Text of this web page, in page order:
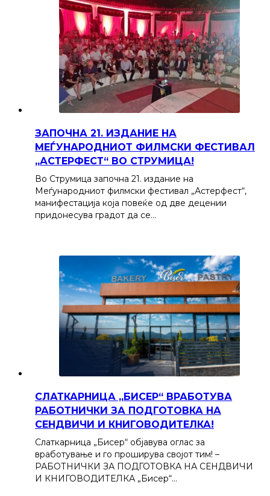
ЗАПОЧНА 21. ИЗДАНИЕ НА
МЕЃУНАРОДНИОТ ФИЛМСКИ ФЕСТИВАЛ
„АСТЕРФЕСТ“ ВО СТРУМИЦА!
Во Струмица започна 21. издание на
Меѓународниот филмски фестивал „Астерфест“,
манифестација која повеќе од две децении
придонесува градот да се…
СЛАТКАРНИЦА „БИСЕР“ ВРАБОТУВА
РАБОТНИЧКИ ЗА ПОДГОТОВКА НА
СЕНДВИЧИ И КНИГОВОДИТЕЛКА!
Слаткарница „Бисер“ објавува оглас за
вработување и го проширува својот тим! –
РАБОТНИЧКИ ЗА ПОДГОТОВКА НА СЕНДВИЧИ
И КНИГОВОДИТЕЛКА „Бисер“…